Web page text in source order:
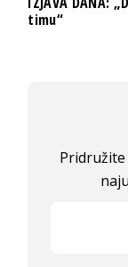
timu“
Pridružite